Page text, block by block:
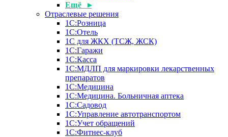
Ещё ▸
Отраслевые решения
1С:Розница
1С:Отель
1С для ЖКХ (ТСЖ, ЖСК)
1С:Гаражи
1С:Касса
1С:МДЛП для маркировки лекарственных
препаратов
1С:Медицина
1С:Медицина. Больничная аптека
1С:Садовод
1С:Управление автотранспортом
1С:Учет обращений
1С:Фитнес-клуб